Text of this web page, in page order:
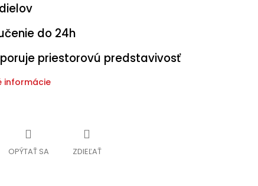
do 24h
priestorovú predstavivosť
informácie
OPÝTAŤ SA ZDIEĽAŤ